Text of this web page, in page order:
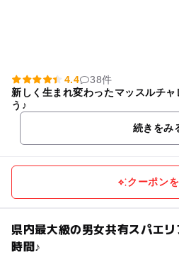
4.4
38件
新しく生まれ変わったマッスルチ
う♪
続きをみ
クーポン
県内最大級の男女共有スパエ
時間♪